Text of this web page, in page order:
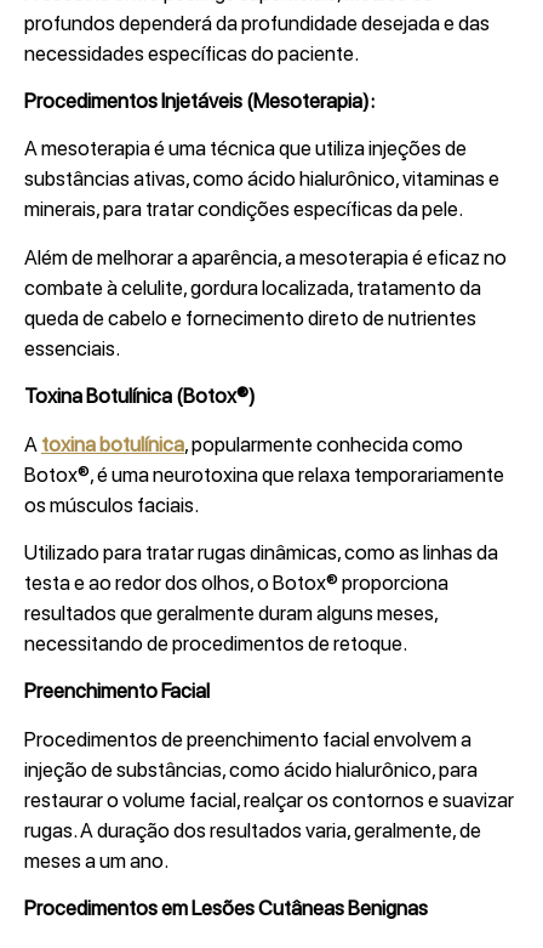
profundos dependerá da profundidade desejada e das
necessidades específicas do paciente.
Procedimentos Injetáveis (Mesoterapia):
A mesoterapia é uma técnica que utiliza injeções de
substâncias ativas, como ácido hialurônico, vitaminas e
minerais, para tratar condições específicas da pele.
Além de melhorar a aparência, a mesoterapia é eficaz no
combate à celulite, gordura localizada, tratamento da
queda de cabelo e fornecimento direto de nutrientes
essenciais.
Toxina Botulínica (Botox®)
A toxina botulínica, popularmente conhecida como
Botox®, é uma neurotoxina que relaxa temporariamente
os músculos faciais.
Utilizado para tratar rugas dinâmicas, como as linhas da
testa e ao redor dos olhos, o Botox® proporciona
resultados que geralmente duram alguns meses,
necessitando de procedimentos de retoque.
Preenchimento Facial
Procedimentos de preenchimento facial envolvem a
injeção de substâncias, como ácido hialurônico, para
restaurar o volume facial, realçar os contornos e suavizar
rugas. A duração dos resultados varia, geralmente, de
meses a um ano.
Procedimentos em Lesões Cutâneas Benignas